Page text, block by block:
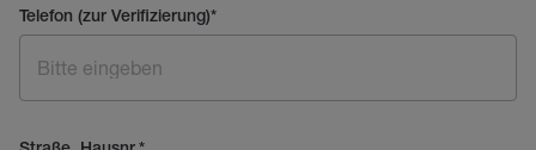
Telefon (zur Verifizierung)*